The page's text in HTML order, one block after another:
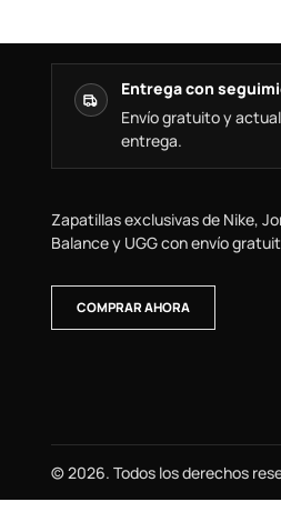
Entrega con
Envío gratuito y
entrega.
Zapatillas exclusivas de Nike,
Balance y UGG con envío
COMPRAR AHORA
© 2026. Todos los derechos